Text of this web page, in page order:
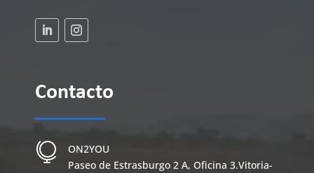
Contacto

ON2YOU
Paseo de Estrasburgo 2 A, Oficina 3.Vitoria-